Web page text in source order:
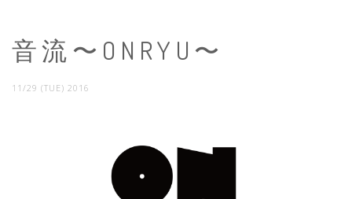
音流〜ONRYU〜
11/29 (TUE) 2016